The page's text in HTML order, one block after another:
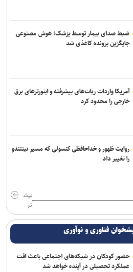
به‌خاطر مردم نجیب ایران است/ حتی
+ صوت
تنگه هرمز ادامه دارد/ بیانیه مشترک در مرحله
پاکستان و عربستان با محوریت تحولات
درباره تنگه هرمز تشویق می‌کنیم
ضبط صدای بیمار توسط پزشک؛ هوش مصنوعی
جایگزین پرونده کاغذی شد
آمریکا واردات ربات‌های پیشرفته و اینورترهای برق
خارجی را محدود کرد
روایت ظهور و خداحافظی کنسولی که مسیر نینتندو
را تغییر داد
بیش
تر
فناوری و نوآوری
حضور کودکان در شبکه‌های اجتماعی باعث افت
عملکرد تحصیلی در آینده خواهد شد